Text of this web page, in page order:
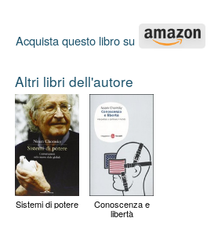
Acquista questo libro su
Altri libri dell'autore
Sistemi di potere Conoscenza e
libertà